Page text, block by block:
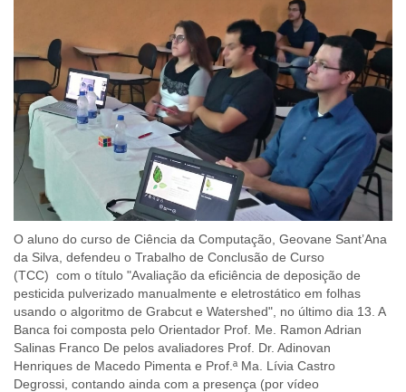
O aluno do curso de Ciência da Computação, Geovane Sant’Ana
da Silva, defendeu o Trabalho de Conclusão de Curso
(TCC) com o título "Avaliação da eficiência de deposição de
pesticida pulverizado manualmente e eletrostático em folhas
usando o algoritmo de Grabcut e Watershed", no último dia 13. A
Banca foi composta pelo Orientador Prof. Me. Ramon Adrian
Salinas Franco De pelos avaliadores Prof. Dr. Adinovan
Henriques de Macedo Pimenta e Prof.ª Ma. Lívia Castro
Degrossi, contando ainda com a presença (por vídeo